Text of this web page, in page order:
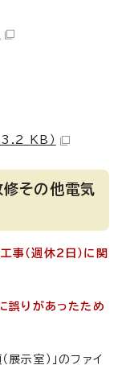
KB）
その他電気
事（週休2日）に関
誤りがあったため
展示室）」のファイ